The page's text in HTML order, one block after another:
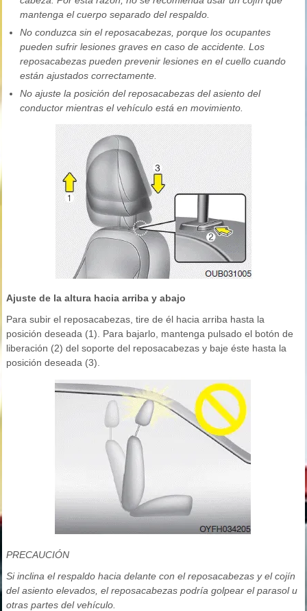
mantenga el cuerpo separado del respaldo.
No conduzca sin el reposacabezas, porque los ocupantes
pueden sufrir lesiones graves en caso de accidente. Los
reposacabezas pueden prevenir lesiones en el cuello cuando
están ajustados correctamente.
No ajuste la posición del reposacabezas del asiento del
conductor mientras el vehículo está en movimiento.
Ajuste de la altura hacia arriba y abajo
Para subir el reposacabezas, tire de él hacia arriba hasta la
posición deseada (1). Para bajarlo, mantenga pulsado el botón de
liberación (2) del soporte del reposacabezas y baje éste hasta la
posición deseada (3).
PRECAUCIÓN
Si inclina el respaldo hacia delante con el reposacabezas y el cojín
del asiento elevados, el reposacabezas podría golpear el parasol u
otras partes del vehículo.